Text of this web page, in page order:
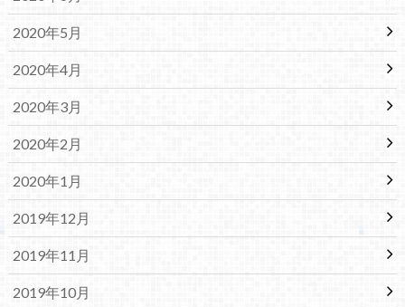
2020年5月
2020年4月
2020年3月
2020年2月
2020年1月
2019年12月
2019年11月
2019年10月